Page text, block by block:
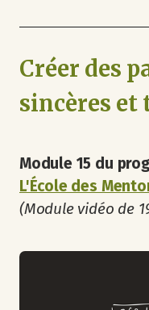
Créer des
sincères et
Module 15 du
L'École des
(Module vidéo de